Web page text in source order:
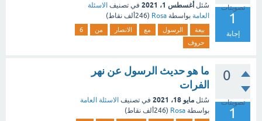
تصويتات
1
إجابة
سُئل أغسطس 1، 2021 في تصنيف الاسئلة
العامة بواسطة Rosa
(246ألف نقاط)
بيعة الرسول مع الانصار من
6
حروف
0
تصويتات
1
ما هو حديث الرسول عن نهر
الفرات
سُئل مايو 18، 2021 في تصنيف الاسئلة العامة
بواسطة Rosa
(246ألف نقاط)